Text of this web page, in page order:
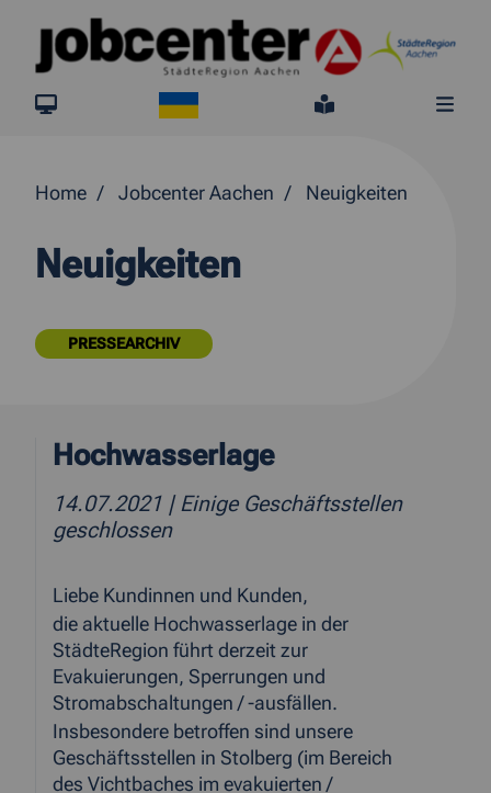
Springe direkt zum Inhalt
jobcenter.digital
Leichte
Home Jobcenter Aachen Neuigkeiten
Neuigkeiten
PRESSEARCHIV
Hochwasserlage
14.07.2021 | Einige Geschäftsstellen
geschlossen
Liebe Kundinnen und Kunden,
die aktuelle Hochwasserlage in der
StädteRegion führt derzeit zur
Evakuierungen, Sperrungen und
Stromabschaltungen / -ausfällen.
Insbesondere betroffen sind unsere
Geschäftsstellen in Stolberg (im Bereich
des Vichtbaches im evakuierten /